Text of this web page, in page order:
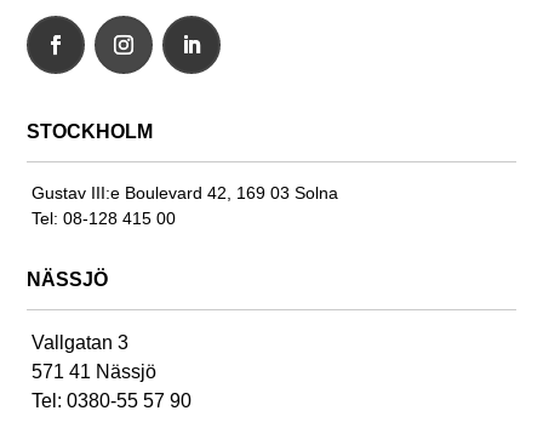
STOCKHOLM
Gustav III:e Boulevard 42, 169 03 Solna
Tel: 08-128 415 00
NÄSSJÖ
Vallgatan 3
571 41 Nässjö
Tel: 0380-55 57 90